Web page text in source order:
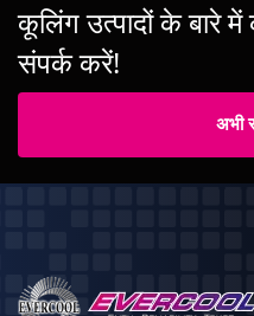
कूलिंग उत्पादों के बारे
संपर्क करें!
अभी